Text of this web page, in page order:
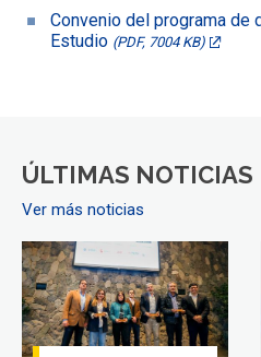
Convenio del programa de
Estudio (PDF, 7004 KB)
ÚLTIMAS NOTICIAS
Ver más noticias